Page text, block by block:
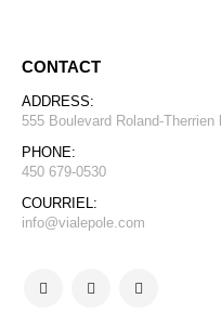
CONTACT
ADDRESS:
555 Boulevard Roland-Therrien
PHONE:
450 679-0530
COURRIEL:
info@vialepole.com